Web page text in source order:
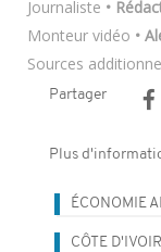
Journaliste •
Monteur vidéo •
Sources
Partager
Plus
ÉCONOMIE
CÔTE